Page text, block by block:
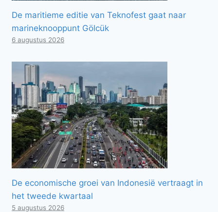
De maritieme editie van Teknofest gaat naar
marineknooppunt Gölcük
6 augustus 2026
De economische groei van Indonesië vertraagt ​​in
het tweede kwartaal
5 augustus 2026